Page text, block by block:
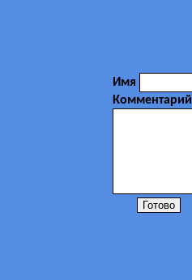
Имя
Комментарий